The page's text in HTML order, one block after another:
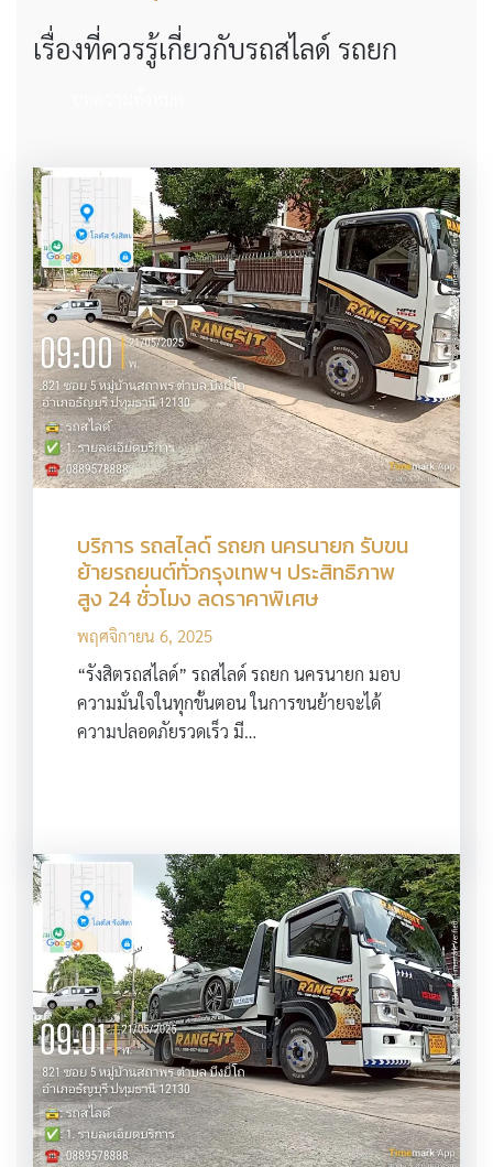
เรื่องที่ควรรู้เกี่ยวกับรถสไลด์ รถยก
บริการ รถสไลด์ รถยก นครนายก รับขน
ย้ายรถยนต์ทั่วกรุงเทพฯ ประสิทธิภาพ
สูง 24 ชั่วโมง ลดราคาพิเศษ
พฤศจิกายน 6, 2025
“รังสิตรถสไลด์” รถสไลด์ รถยก นครนายก มอบ
ความมั่นใจในทุกขั้นตอน ในการขนย้ายจะได้
ความปลอดภัยรวดเร็ว มี…